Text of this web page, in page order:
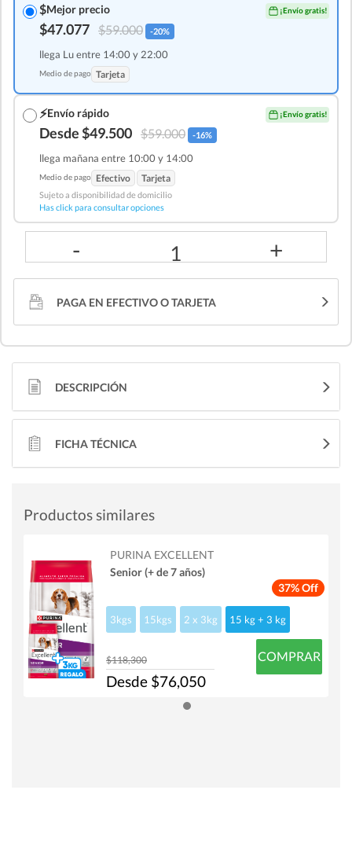
$Mejor precio ¡Envío gratis!
$47.077 $59.000 -20%
llega Lu entre 14:00 y 22:00
Medio de pago Tarjeta
⚡Envío rápido ¡Envío gratis!
Desde $49.500 $59.000 -16%
llega mañana entre 10:00 y 14:00
Medio de pago Efectivo Tarjeta
Sujeto a disponibilidad de domicilio
Has click para consultar opciones
- 1 +
PAGA EN EFECTIVO O TARJETA
DESCRIPCIÓN
FICHA TÉCNICA
Productos similares
37% Off
PURINA EXCELLENT
Senior (+ de 7 años)
3kgs 15kgs 2 x 3kg 15 kg + 3 kg
$118,300
Desde $76,050
COMPRAR